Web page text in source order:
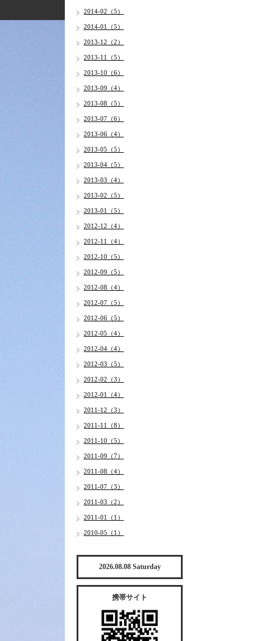
2014-02（5）
2014-01（5）
2013-12（2）
2013-11（5）
2013-10（6）
2013-09（4）
2013-08（5）
2013-07（6）
2013-06（4）
2013-05（5）
2013-04（5）
2013-03（4）
2013-02（5）
2013-01（5）
2012-12（4）
2012-11（4）
2012-10（5）
2012-09（5）
2012-08（4）
2012-07（5）
2012-06（5）
2012-05（4）
2012-04（4）
2012-03（5）
2012-02（3）
2012-01（4）
2011-12（3）
2011-11（8）
2011-10（5）
2011-09（7）
2011-08（4）
2011-07（3）
2011-03（2）
2011-01（1）
2010-05（1）
2026.08.08 Saturday
携帯サイト